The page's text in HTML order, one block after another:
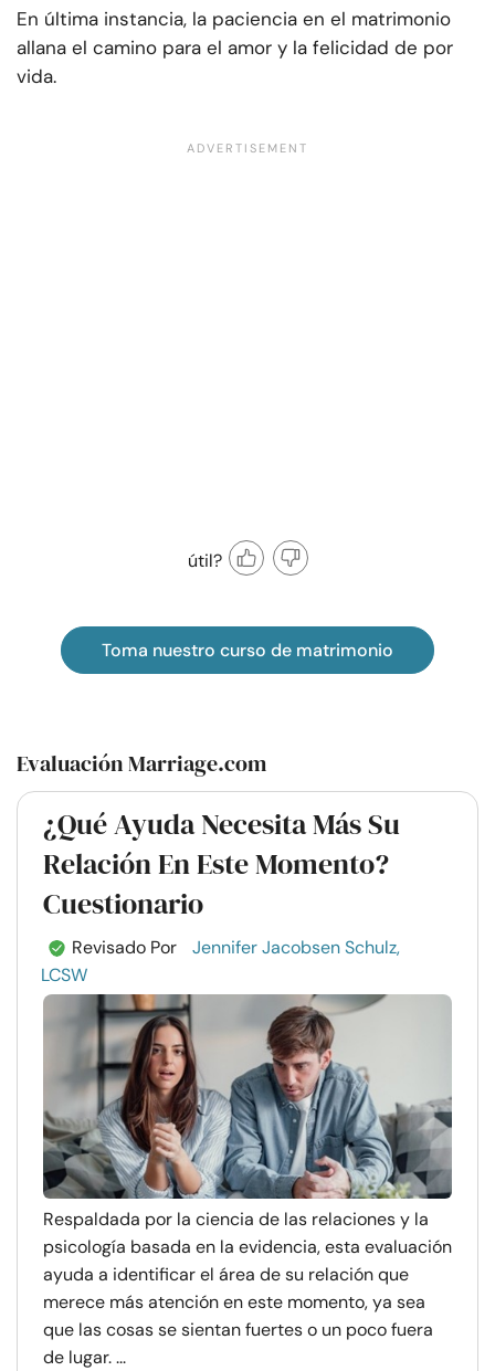
En última instancia, la paciencia en el matrimonio
allana el camino para el amor y la felicidad de por
vida.
útil?
Toma nuestro curso de matrimonio
Evaluación Marriage.com
¿Qué Ayuda Necesita Más Su
Relación En Este Momento?
Cuestionario
Revisado Por
Jennifer Jacobsen Schulz,
LCSW
Respaldada por la ciencia de las relaciones y la
psicología basada en la evidencia, esta evaluación
ayuda a identificar el área de su relación que
merece más atención en este momento, ya sea
que las cosas se sientan fuertes o un poco fuera
de lugar. ...